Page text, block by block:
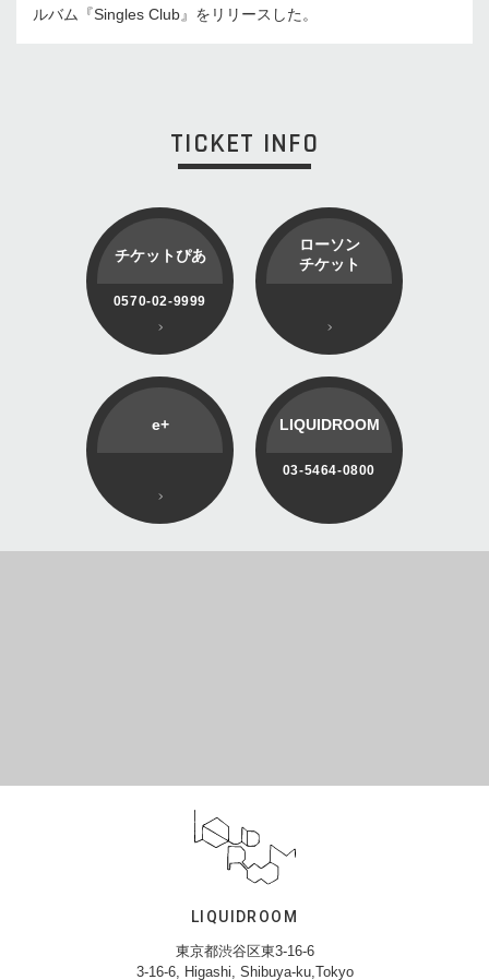
ルバム『Singles Club』をリリースした。
TICKET INFO
チケットぴあ
0570-02-9999
ローソン
チケット
e+ LIQUIDROOM
03-5464-0800
LIQUIDROOM
東京都渋谷区東3-16-6
3-16-6, Higashi, Shibuya-ku,Tokyo